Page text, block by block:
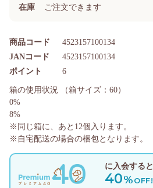
在庫 ご注文できます
商品コード 4523157100134
ポイント 6
JANコード 4523157100134
に入会すると
40%OFF!
箱の使用状況
（箱サイズ：60）
0%
8%
※同じ箱に、あと 12個入ります。
※自宅配送の場合の梱包となります。